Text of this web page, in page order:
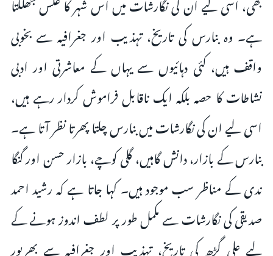
ہے۔ وہ بنارس کی تاریخ، تہذیب اور جغرافیہ سے بخوبی
واقف ہیں، کئی دہائیوں سے یہاں کے معاشرتی اور ادبی
نشاطات کا حصہ بلکہ ایک ناقابل فراموش کردار رہے ہیں،
اسی لیے ان کی نگارشات میں بنارس چلتا پھرتا نظر آتا ہے۔
بنارس کے بازار، دانش گاہیں، گلی کوچے، بازار حسن اور گنگا
ندی کے مناظر سب موجود ہیں۔ کہا جاتا ہے کہ رشید احمد
صدیقی کی نگارشات سے مکمل طور پر لطف اندوز ہونے کے
لیے علی گڑھ کی تاریخ، تہذیب اور جغرافیہ سے بھرپور